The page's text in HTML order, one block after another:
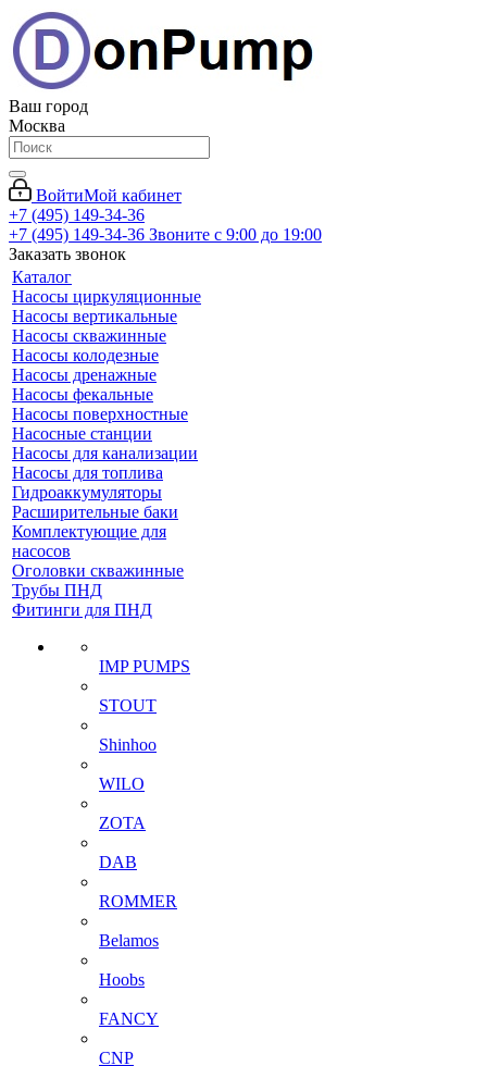
Ваш город
Москва
ВойтиМой кабинет
+7 (495) 149-34-36
+7 (495) 149-34-36 Звоните с 9:00 до 19:00
Заказать звонок
Каталог
Насосы циркуляционные
Насосы вертикальные
Насосы скважинные
Насосы колодезные
Насосы дренажные
Насосы фекальные
Насосы поверхностные
Насосные станции
Насосы для канализации
Насосы для топлива
Гидроаккумуляторы
Расширительные баки
Комплектующие для
насосов
Оголовки скважинные
Трубы ПНД
Фитинги для ПНД
IMP PUMPS
STOUT
Shinhoo
WILO
ZOTA
DAB
ROMMER
Belamos
Hoobs
FANCY
CNP